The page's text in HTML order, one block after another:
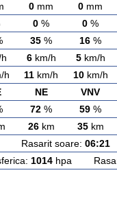
0 mm 0 mm
0 % 0 %
35 % 16 %
6km/h 5km/h
h 11 km/h 10km/h
NE VNV
72 % 59 %
26km 35km
soare: 06:21
1014hpa